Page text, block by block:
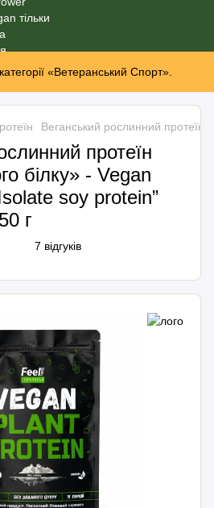
«Ветеранський Спорт».
Веганський рослинний протеїн
протеїн
білку» - Vegan
soy protein”
г
7 відгуків